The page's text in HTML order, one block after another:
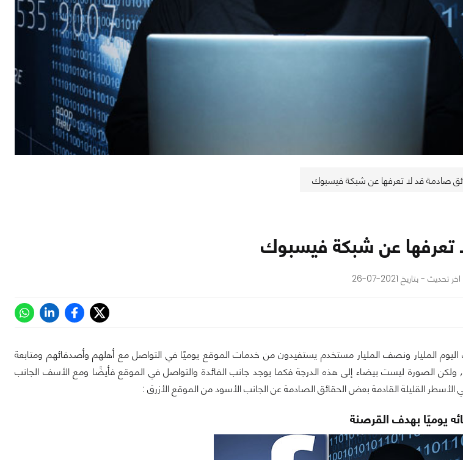
صادمة قد لا تعرفها عن شبكة فيسبوك
تعرفها عن شبكة فيسبوك
اخر تحديث - بتاريخ 2021-07-26
المليار ونصف المليار مستخدم يستفيدون من خدمات الموقع يوميًا في التواصل مع أهلهم وأصدقائهم ومتابعة
, ولكن الصورة ليست بيضاء إلى هذه الدرجة فكما يوجد جانب الفائدة والتواصل في الموقع فأيضًا ومع الأسف الجانب
القليلة القادمة بعض الحقائق الصادمة عن الجانب الأسود من الموقع الأزرق :